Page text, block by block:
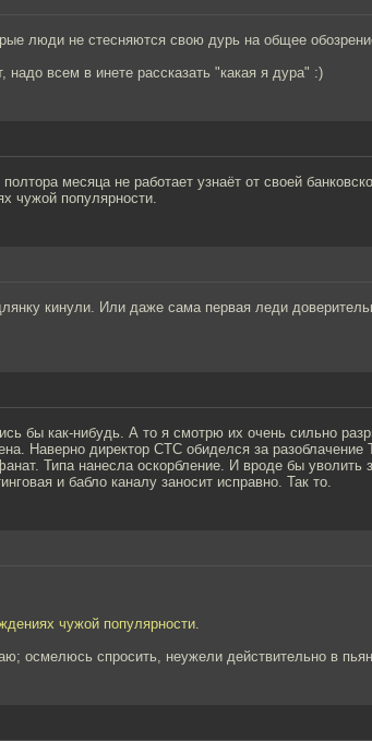
люди не стесняются свою дурь на общее
всем в инете рассказать "какая я дура" :)
месяца не работает узнаёт от своей
чужой популярности.
кинули. Или даже сама первая леди
бы как-нибудь. А то я смотрю их очень сильно
Наверно директор СТС обиделся за разоблачение
Типа нанесла оскорбление. И вроде бы уволить
и бабло каналу заносит исправно. Так то.
чужой популярности.
осмелюсь спросить, неужели действительно в